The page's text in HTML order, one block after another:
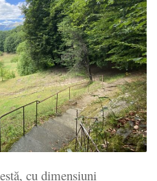
cu dimensiuni